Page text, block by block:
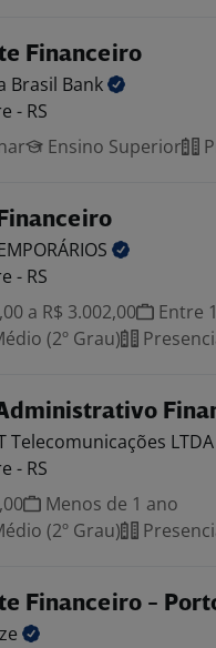
Financeiro
Brasil Bank
- RS
Ensino Superior
- RS
a R$ 3.002,00
Entre
(2º Grau)
Telecomunicações LTDA
- RS
Menos de 1 ano
(2º Grau)
Financeiro -